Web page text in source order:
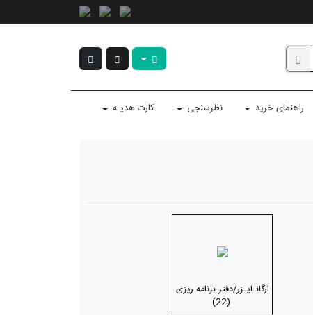
راهنمای خرید نظرسنجی کارت هدیـه
ارگانـایـزر/دفتر برنامه ریزی
(22)